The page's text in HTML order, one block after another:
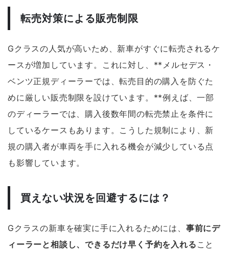
転売対策による販売制限
Gクラスの人気が高いため、新車がすぐに転売されるケ
ースが増加しています。これに対し、**メルセデス・
ベンツ正規ディーラーでは、転売目的の購入を防ぐた
めに厳しい販売制限を設けています。**例えば、一部
のディーラーでは、購入後数年間の転売禁止を条件に
しているケースもあります。こうした規制により、新
規の購入者が車両を手に入れる機会が減少している点
も影響しています。
買えない状況を回避するには？
Gクラスの新車を確実に手に入れるためには、 事前にデ
ィーラーと相談し、できるだけ早く予約を入れる こと